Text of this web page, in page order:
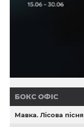
БОКС ОФІС
Мавка. Лісова пісня